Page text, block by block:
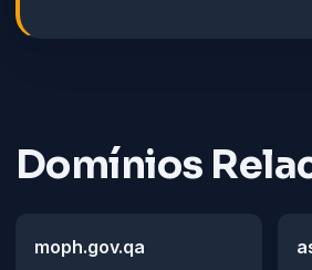
Domínios
moph.gov.qa